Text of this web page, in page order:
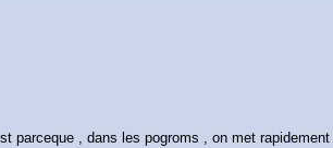
parceque , dans les pogroms , on met